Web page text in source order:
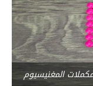
المغنيسيوم